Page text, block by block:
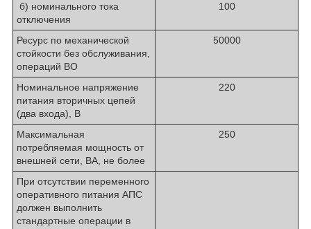
б) номинального тока
отключения
100
Ресурс по механической
стойкости без обслуживания,
операций ВО
50000
Номинальное напряжение
питания вторичных цепей
(два входа), В
220
Максимальная
потребляемая мощность от
внешней сети, ВА, не более
250
При отсутствии переменного
оперативного питания АПС
должен выполнить
стандартные операции в